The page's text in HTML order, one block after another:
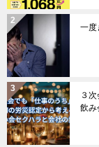
一度
３
飲み